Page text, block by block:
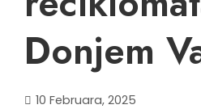
Donjem
10 Februara, 2025